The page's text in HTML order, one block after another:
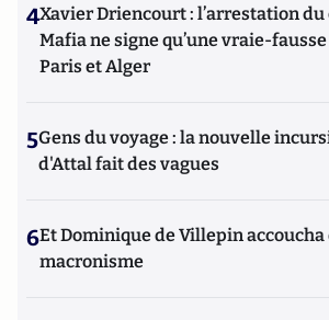
4Xavier Driencourt : l’arrestation du
Mafia ne signe qu’une vraie-
Paris et Alger
5Gens du voyage : la nouvelle
d'Attal fait des vagues
6Et Dominique de Villepin
macronisme